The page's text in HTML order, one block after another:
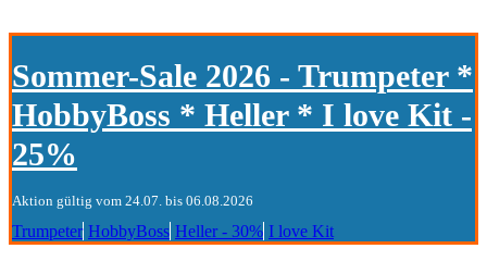
Sommer-Sale 2026 - Trumpeter *
HobbyBoss * Heller * I love Kit -
25%
Aktion gültig vom 24.07. bis 06.08.2026
Trumpeter HobbyBoss Heller - 30% I love Kit